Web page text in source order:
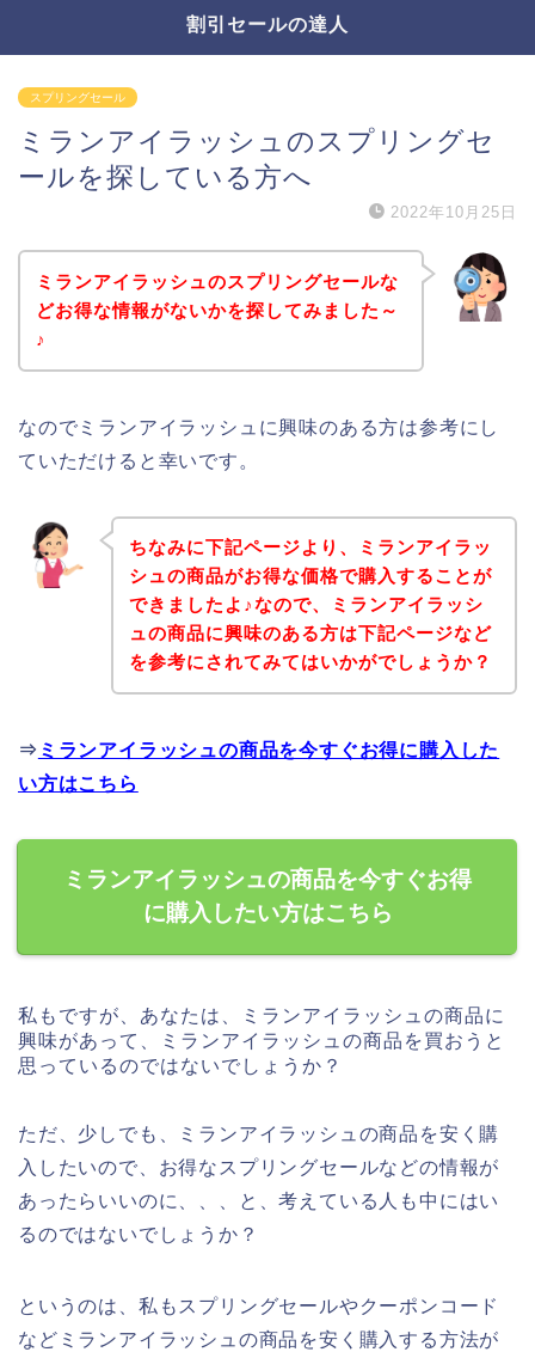
割引セールの達人
スプリングセール
ミランアイラッシュのスプリングセ
ールを探している方へ
2022年10月25日
ミランアイラッシュのスプリングセールな
どお得な情報がないかを探してみました～
♪
なのでミランアイラッシュに興味のある方は参考にし
ていただけると幸いです。
ちなみに下記ページより、ミランアイラッ
シュの商品がお得な価格で購入することが
できましたよ♪なので、ミランアイラッシ
ュの商品に興味のある方は下記ページなど
を参考にされてみてはいかがでしょうか？
⇒ ミランアイラッシュの商品を今すぐお得に購入した
い方はこちら
ミランアイラッシュの商品を今すぐお得
に購入したい方はこちら
私もですが、あなたは、ミランアイラッシュの商品に
興味があって、ミランアイラッシュの商品を買おうと
思っているのではないでしょうか？
ただ、少しでも、ミランアイラッシュの商品を安く購
入したいので、お得なスプリングセールなどの情報が
あったらいいのに、、、と、考えている人も中にはい
るのではないでしょうか？
というのは、私もスプリングセールやクーポンコード
などミランアイラッシュの商品を安く購入する方法が